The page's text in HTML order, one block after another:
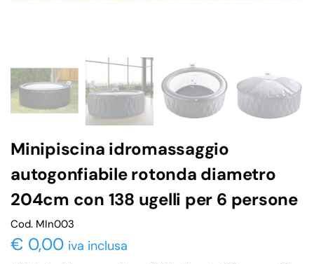
Minipiscina idromassaggio
autogonfiabile rotonda diametro
204cm con 138 ugelli per 6 persone
Cod. MIn003
€ 0,00 iva inclusa